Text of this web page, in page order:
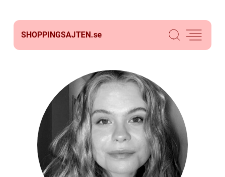
SHOPPINGSAJTEN.se